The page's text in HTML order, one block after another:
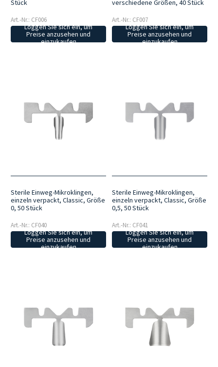
Stück
Art.-Nr.: CF006
Loggen Sie sich ein, um
Preise anzusehen und
einzukaufen
verschiedene Größen, 40 Stück
Art.-Nr.: CF007
Loggen Sie sich ein, um
Preise anzusehen und
einzukaufen
Sterile Einweg-Mikroklingen,
einzeln verpackt, Classic, Größe
0, 50 Stück
Art.-Nr.: CF040
Loggen Sie sich ein, um
Preise anzusehen und
einzukaufen
Sterile Einweg-Mikroklingen,
einzeln verpackt, Classic, Größe
0,5, 50 Stück
Art.-Nr.: CF041
Loggen Sie sich ein, um
Preise anzusehen und
einzukaufen